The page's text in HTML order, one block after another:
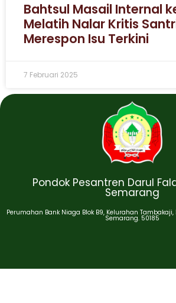
Bahtsul Masail Internal
Melatih Nalar Kritis
Merespon Isu Terkini
7 Februari 2025
Pondok Pesantren Darul
Semarang
Perumahan Bank Niaga Blok B9, Kelurahan
Semarang. 50185